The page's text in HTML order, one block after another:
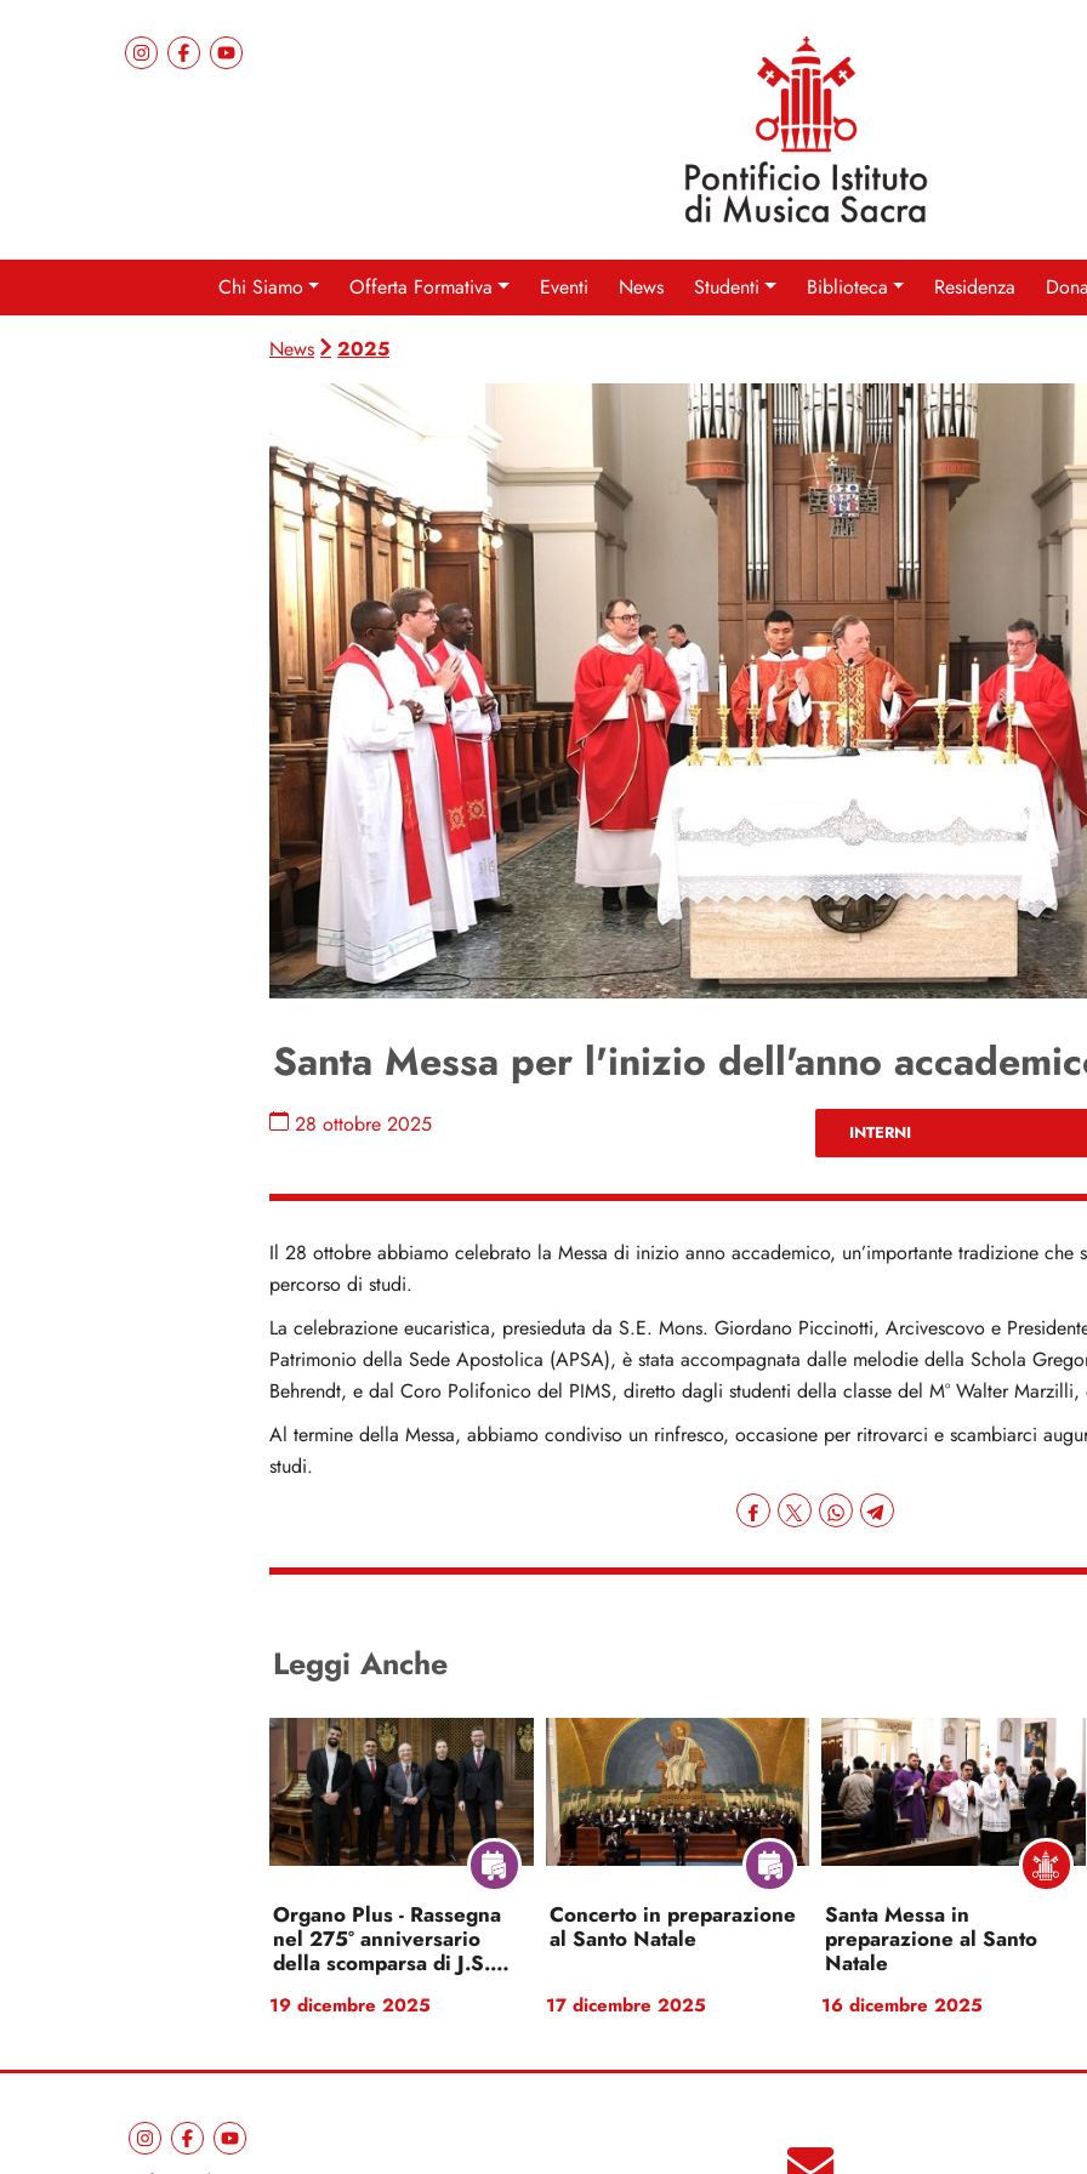
Chi Siamo Offerta Formativa Eventi News Studenti Biblioteca Residenza
News 2025
Santa Messa per l'inizio dell'anno
28 ottobre 2025 INTERNI
Il 28 ottobre abbiamo celebrato la Messa di inizio anno accademico, un’importante tradizione che
percorso di studi.
La celebrazione eucaristica, presieduta da S.E. Mons. Giordano Piccinotti, Arcivescovo e
Patrimonio della Sede Apostolica (APSA), è stata accompagnata dalle melodie della Schola
Behrendt, e dal Coro Polifonico del PIMS, diretto dagli studenti della classe del M° Walter
Al termine della Messa, abbiamo condiviso un rinfresco, occasione per ritrovarci e scambiarci
studi.
Leggi Anche
Organo Plus - Rassegna
nel 275° anniversario
della scomparsa di J.S.
19 dicembre 2025
Concerto in preparazione
al Santo Natale
17 dicembre 2025
Santa Messa in
preparazione al Santo
Natale
16 dicembre 2025